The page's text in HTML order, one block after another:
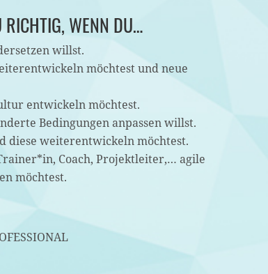
RICHTIG, WENN DU…
willst.
möchtest und neue
entwickeln möchtest.
Bedingungen anpassen willst.
diese weiterentwickeln möchtest.
Coach, Projektleiter,… agile
möchtest.